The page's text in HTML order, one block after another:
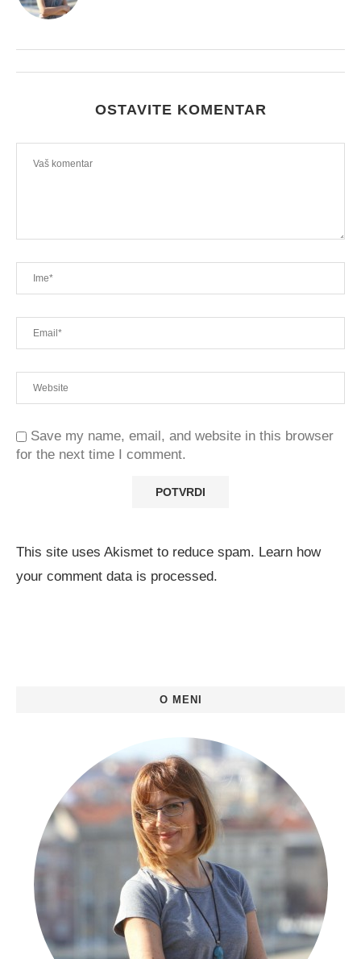
OSTAVITE KOMENTAR
Save my name, email, and website in this browser
for the next time I comment.
This site uses Akismet to reduce spam. Learn how
your comment data is processed.
O MENI